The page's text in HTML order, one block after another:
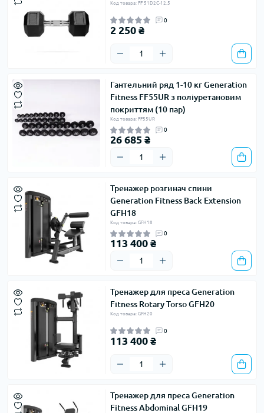
Код товара: FF 51D2C-12.5
0
2 250 ₴
Гантельний ряд 1-10 кг Generation
Fitness FF55UR з поліуретановим
покриттям (10 пар)
Код товара: FF55UR
0
26 685 ₴
Тренажер розгинач спини
Generation Fitness Back Extension
GFH18
Код товара: GFH18
0
113 400 ₴
Тренажер для преса Generation
Fitness Rotary Torso GFH20
Код товара: GFH20
0
113 400 ₴
Тренажер для преса Generation
Fitness Abdominal GFH19